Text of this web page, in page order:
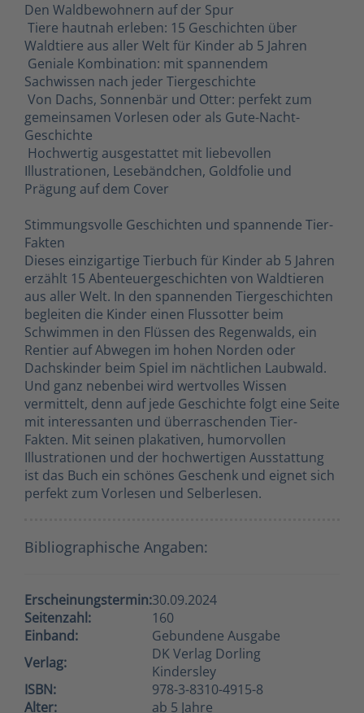
Den Waldbewohnern auf der Spur
 Tiere hautnah erleben: 15 Geschichten über
Waldtiere aus aller Welt für Kinder ab 5 Jahren
 Geniale Kombination: mit spannendem
Sachwissen nach jeder Tiergeschichte
 Von Dachs, Sonnenbär und Otter: perfekt zum
gemeinsamen Vorlesen oder als Gute-Nacht-
Geschichte
 Hochwertig ausgestattet mit liebevollen
Illustrationen, Lesebändchen, Goldfolie und
Prägung auf dem Cover
Stimmungsvolle Geschichten und spannende Tier-
Fakten
Dieses einzigartige Tierbuch für Kinder ab 5 Jahren
erzählt 15 Abenteuergeschichten von Waldtieren
aus aller Welt. In den spannenden Tiergeschichten
begleiten die Kinder einen Flussotter beim
Schwimmen in den Flüssen des Regenwalds, ein
Rentier auf Abwegen im hohen Norden oder
Dachskinder beim Spiel im nächtlichen Laubwald.
Und ganz nebenbei wird wertvolles Wissen
vermittelt, denn auf jede Geschichte folgt eine Seite
mit interessanten und überraschenden Tier-
Fakten. Mit seinen plakativen, humorvollen
Illustrationen und der hochwertigen Ausstattung
ist das Buch ein schönes Geschenk und eignet sich
perfekt zum Vorlesen und Selberlesen.
Bibliographische Angaben:
Erscheinungstermin:30.09.2024
Seitenzahl:
160
Einband:
Gebundene Ausgabe
Verlag:
DK Verlag Dorling
Kindersley
ISBN:
978-3-8310-4915-8
Alter:
ab 5 Jahre